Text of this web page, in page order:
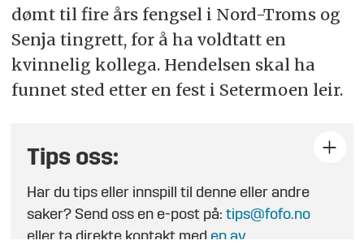
dømt til fire års fengsel i Nord-Troms og
Senja tingrett, for å ha voldtatt en
kvinnelig kollega. Hendelsen skal ha
funnet sted etter en fest i Setermoen leir.
Tips oss:
Har du tips eller innspill til denne eller andre
saker? Send oss en e-post på:tips@fofo.no
eller ta direkte kontakt med en av